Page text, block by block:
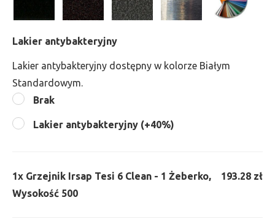
Lakier antybakteryjny
Lakier antybakteryjny dostępny w kolorze Białym
Standardowym.
Brak
Lakier antybakteryjny (+40%)
1x Grzejnik Irsap Tesi 6 Clean - 1 Żeberko,
Wysokość 500
193.28 zł